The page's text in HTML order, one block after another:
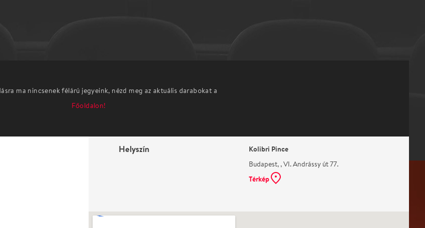
ma nincsenek félárú jegyeink, nézd meg az aktuális darabokat a
Főoldalon!
Helyszín Kolibri Pince
Budapest, , VI. Andrássy út 77.
Térkép